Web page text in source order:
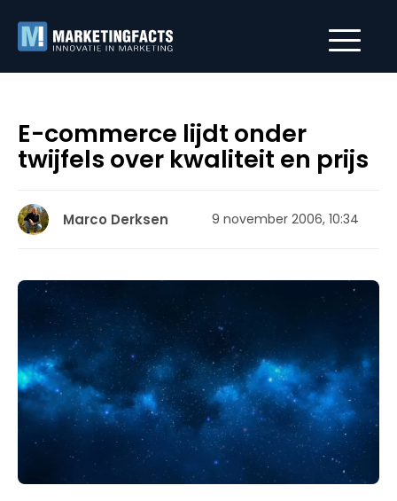
E-commerce lijdt onder
twijfels over kwaliteit en prijs
Marco Derksen 9 november 2006, 10:34